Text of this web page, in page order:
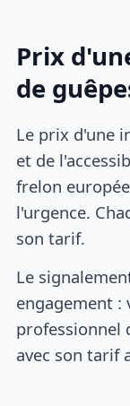
Prix
de
Le prix d'une
et de
frelon
l'urgence.
son tarif.
Le
engagement :
professionnel
avec son tarif